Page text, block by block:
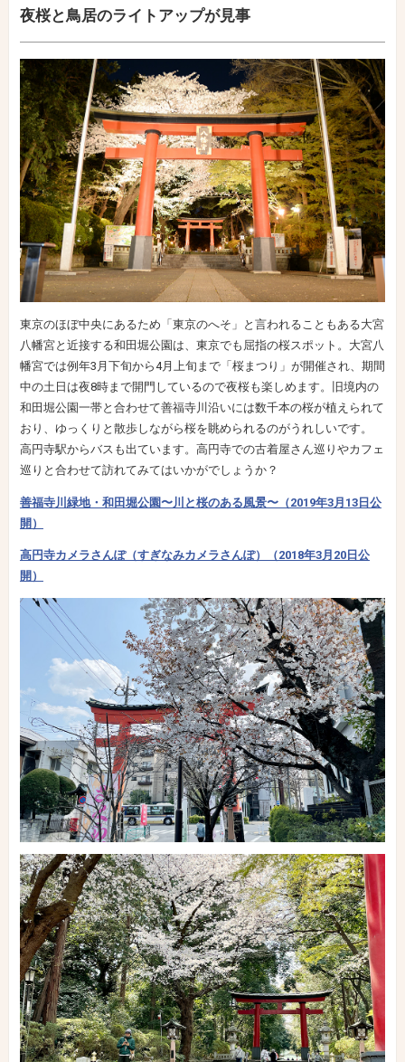
夜桜と鳥居のライトアップが見事
東京のほぼ中央にあるため「東京のへそ」と言われることもある大宮
八幡宮と近接する和田堀公園は、東京でも屈指の桜スポット。大宮八
幡宮では例年3月下旬から4月上旬まで「桜まつり」が開催され、期間
中の土日は夜8時まで開門しているので夜桜も楽しめます。旧境内の
和田堀公園一帯と合わせて善福寺川沿いには数千本の桜が植えられて
おり、ゆっくりと散歩しながら桜を眺められるのがうれしいです。
高円寺駅からバスも出ています。高円寺での古着屋さん巡りやカフェ
巡りと合わせて訪れてみてはいかがでしょうか？
善福寺川緑地・和田堀公園〜川と桜のある風景〜（2019年3月13日公
開）
高円寺カメラさんぽ（すぎなみカメラさんぽ）（2018年3月20日公
開）